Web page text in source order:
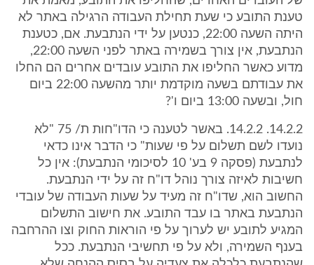
טענת התובע כי שעת תחילת העבודה הרגילה באתר לא
היתה השעה 22:00, כנטען על ידי הנתבעת. אם, כטענת
הנתבעת, אין צורך בשמירה באתר לפני השעה 22:00,
מדוע כאשר החליפו את התובע עובדים אחרים הם החלו
את עבודתם בשעה מוקדמת יותר מהשעה 22:00 ביום
חול, ובשעה 13:00 ביום ו'?
14.2.2. 14.2.2. באשר לטענה כי הדו"חות ת/ 75 "לא
נועדו לשם תשלום על פי שעות" כי הדבר אינו כדאי
לנתבעת (פסקה 9 בע' 10 לסיכומי הנתבעת): אין כל
חשיבות לאיזה צורך נוהל דו"ח זה על ידי הנתבעת.
החשוב הוא, שדו"ח זה מעיד על שעות העבודה של עובדי
הנתבעת באתר בו עבד התובע. את חישוב התשלום
המגיע לתובע יש לערוך על פי הוראות החוק וצו ההרחבה
בענף השמירה, ולא על פי תחשיבי הנתבעת. ככל